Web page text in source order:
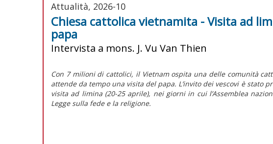
Attualità, 2026-10
Chiesa cattolica vietnamita - Visita ad
papa
Intervista a mons. J. Vu Van Thien
Con 7 milioni di cattolici, il Vietnam ospita una delle comunità
attende da tempo una visita del papa. L’invito dei vescovi è stato
visita ad limina (20-25 aprile), nei giorni in cui l’Assemblea
Legge sulla fede e la religione.